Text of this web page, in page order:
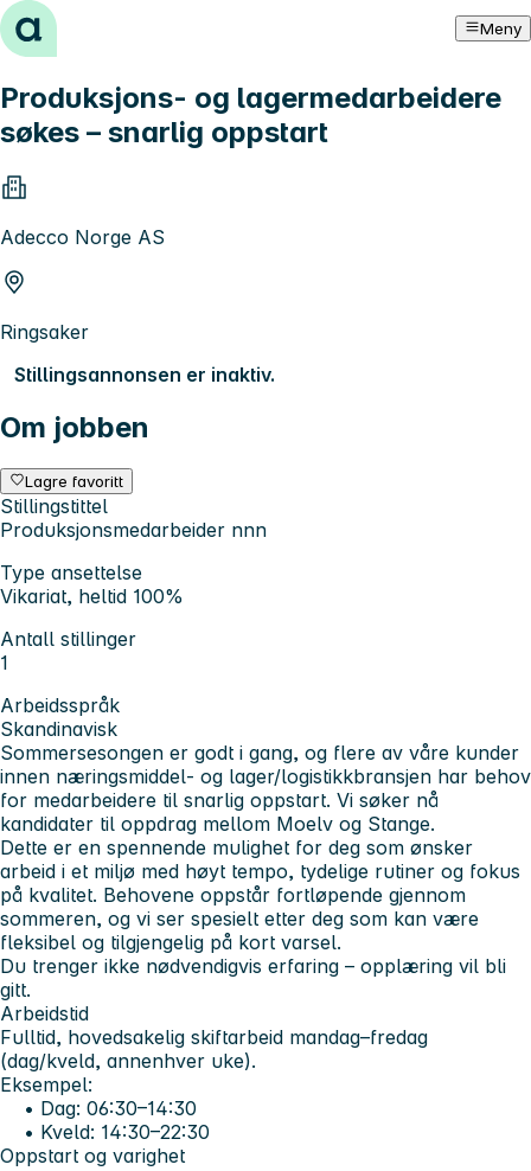
Hopp til innhold Meny
Produksjons- og lagermedarbeidere
søkes – snarlig oppstart
Adecco Norge AS
Ringsaker
Stillingsannonsen er inaktiv.
Om jobben
Lagre favoritt
Stillingstittel
Produksjonsmedarbeider nnn
Type ansettelse
Vikariat, heltid 100%
Antall stillinger
1
Arbeidsspråk
Skandinavisk
Sommersesongen er godt i gang, og flere av våre kunder
innen næringsmiddel- og lager/logistikkbransjen har behov
for medarbeidere til snarlig oppstart. Vi søker nå
kandidater til oppdrag mellom Moelv og Stange.
Dette er en spennende mulighet for deg som ønsker
arbeid i et miljø med høyt tempo, tydelige rutiner og fokus
på kvalitet. Behovene oppstår fortløpende gjennom
sommeren, og vi ser spesielt etter deg som kan være
fleksibel og tilgjengelig på kort varsel.
Du trenger ikke nødvendigvis erfaring – opplæring vil bli
gitt.
Arbeidstid
Fulltid, hovedsakelig skiftarbeid mandag–fredag
(dag/kveld, annenhver uke).
Eksempel:
• Dag: 06:30–14:30
• Kveld: 14:30–22:30
Oppstart og varighet